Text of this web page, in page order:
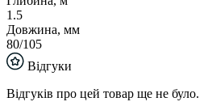
1.5
Довжина, мм
80/105
Відгуки
Відгуків про цей товар ще не було.